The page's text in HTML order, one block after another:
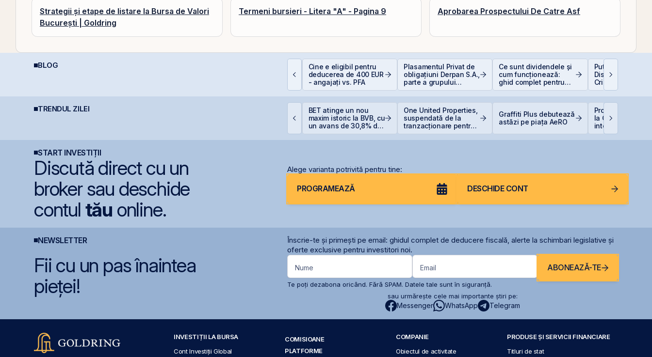
Strategii și etape de listare la Bursa de Valori
București | Goldring
Termeni bursieri - Litera "A" - Pagina 9 Aprobarea Prospectului De Catre Asf
BLOG
REIT-urile agricole și
Cine e eligibil pentru
deducerea de 400 EUR
- angajați vs. PFA
Plasamentul Privat de
obligațiuni Derpan S.A.,
parte a grupului
Golden Foods Snacks,
Ce sunt dividendele și
cum funcționează:
ghid complet pentru
investitori în acțiuni
Puterea retail-
Discount-ul IPO-
Cris-Tim atrage
subscrieri de
capitalizarea
a companiei
TRENDUL ZILEI
TeraPlast își crește
BET atinge un nou
maxim istoric la BVB, cu
un avans de 30,8% de
One United Properties,
suspendată de la
tranzacționare pentru
Graffiti Plus debutează
astăzi pe piața AeRO
Producția
la Cernavodă,
integral din
secetei
START INVESTIȚII
Discută direct cu un
broker sau deschide
contul tău online.
Alege varianta potrivită pentru tine:
PROGRAMEAZĂ DESCHIDE CONT
NEWSLETTER
Înscrie-te și primești pe email: ghidul complet de deducere fiscală, alerte la schimbari legislative și
oferte exclusive pentru investitori noi.
Fii cu un pas înaintea
pieței!
Nume Email ABONEAZĂ-TE
Te poți dezabona oricând. Fără SPAM. Datele tale sunt în siguranță.
sau urmărește cele mai importante știri pe:
Messenger WhatsApp Telegram
INVESTIȚII LA BURSA
Cont Investiții Global
COMISIOANE
PLATFORME
COMPANIE
Obiectul de activitate
PRODUSE ȘI SERVICII FINANCIARE
Titluri de stat